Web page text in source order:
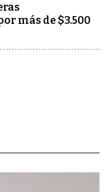
más de $3.500